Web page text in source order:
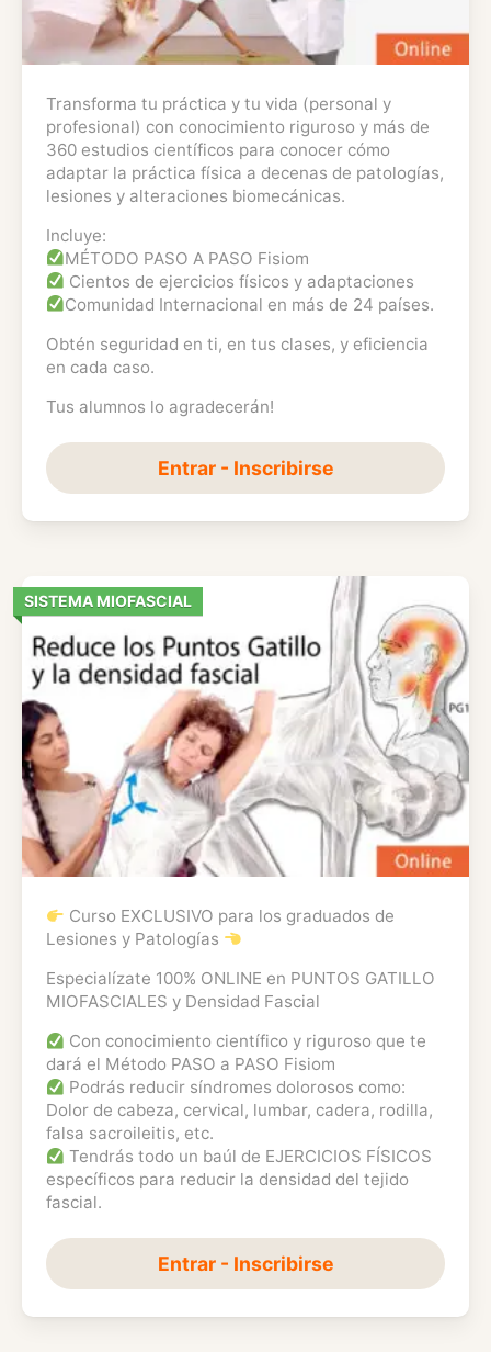
Transforma tu práctica y tu vida (personal y
profesional) con conocimiento riguroso y más de
360 estudios científicos para conocer cómo
adaptar la práctica física a decenas de patologías,
lesiones y alteraciones biomecánicas.
Incluye:
MÉTODO PASO A PASO Fisiom
Cientos de ejercicios físicos y adaptaciones
Comunidad Internacional en más de 24 países.
Obtén seguridad en ti, en tus clases, y eficiencia
en cada caso.
Tus alumnos lo agradecerán!
Entrar - Inscribirse
SISTEMA MIOFASCIAL
Curso EXCLUSIVO para los graduados de
Lesiones y Patologías
Especialízate 100% ONLINE en PUNTOS GATILLO
MIOFASCIALES y Densidad Fascial
Con conocimiento científico y riguroso que te
dará el Método PASO a PASO Fisiom
Podrás reducir síndromes dolorosos como:
Dolor de cabeza, cervical, lumbar, cadera, rodilla,
falsa sacroileitis, etc.
Tendrás todo un baúl de EJERCICIOS FÍSICOS
específicos para reducir la densidad del tejido
fascial.
Entrar - Inscribirse